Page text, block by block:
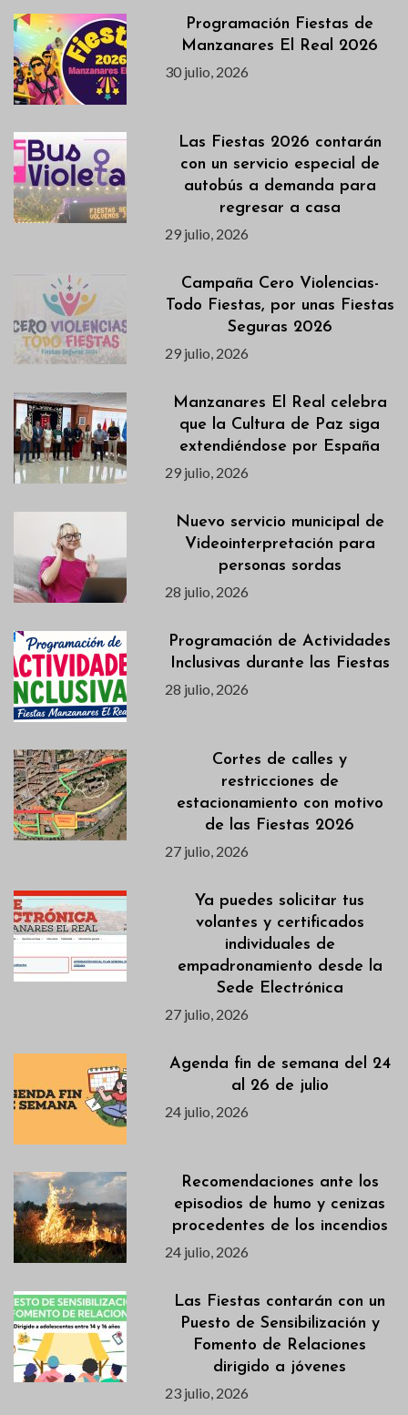
Programación Fiestas de
Manzanares El Real 2026
30 julio, 2026
Las Fiestas 2026 contarán
con un servicio especial de
autobús a demanda para
regresar a casa
29 julio, 2026
Campaña Cero Violencias-
Todo Fiestas, por unas Fiestas
Seguras 2026
29 julio, 2026
Manzanares El Real celebra
que la Cultura de Paz siga
extendiéndose por España
29 julio, 2026
Nuevo servicio municipal de
Videointerpretación para
personas sordas
28 julio, 2026
Programación de Actividades
Inclusivas durante las Fiestas
28 julio, 2026
Cortes de calles y
restricciones de
estacionamiento con motivo
de las Fiestas 2026
27 julio, 2026
Ya puedes solicitar tus
volantes y certificados
individuales de
empadronamiento desde la
Sede Electrónica
27 julio, 2026
Agenda fin de semana del 24
al 26 de julio
24 julio, 2026
Recomendaciones ante los
episodios de humo y cenizas
procedentes de los incendios
24 julio, 2026
Las Fiestas contarán con un
Puesto de Sensibilización y
Fomento de Relaciones
dirigido a jóvenes
23 julio, 2026